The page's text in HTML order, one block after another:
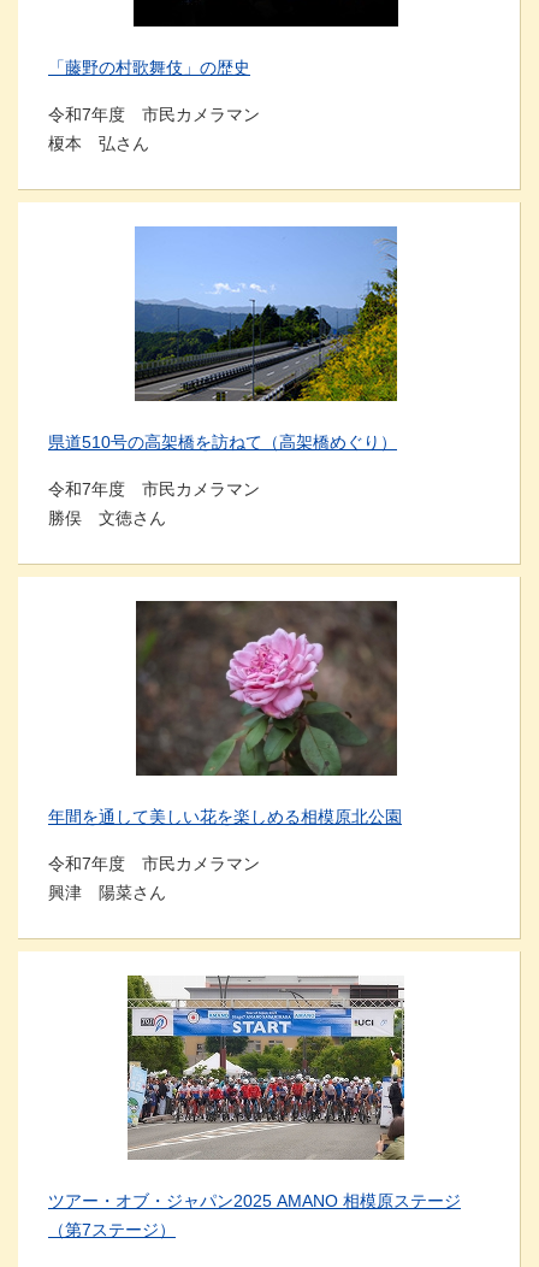
「藤野の村歌舞伎」の歴史
令和7年度 市民カメラマン
榎本 弘さん
県道510号の高架橋を訪ねて（高架橋めぐり）
令和7年度 市民カメラマン
勝俣 文徳さん
年間を通して美しい花を楽しめる相模原北公園
令和7年度 市民カメラマン
興津 陽菜さん
ツアー・オブ・ジャパン2025 AMANO 相模原ステージ
（第7ステージ）